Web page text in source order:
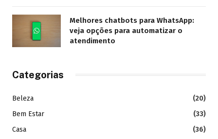
Melhores chatbots para WhatsApp:
veja opções para automatizar o
atendimento
Categorias
Beleza
(20)
Bem Estar
(33)
Casa
(36)